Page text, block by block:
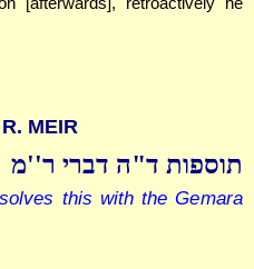
MEIR
תוספות ד"ה דברי ר''מ
this with the Gemara